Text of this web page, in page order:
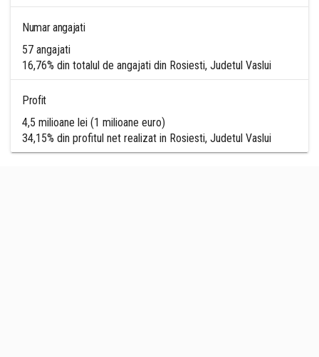
Numar angajati
57 angajati
16,76% din totalul de angajati din Rosiesti, Judetul Vaslui
Profit
4,5 milioane lei (1 milioane euro)
34,15% din profitul net realizat in Rosiesti, Judetul Vaslui